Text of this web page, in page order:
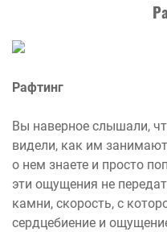
Рафтинг
Вы наверное слышали,
видели, как им
о нем знаете и просто
эти ощущения не
камни, скорость, с
сердцебиение и